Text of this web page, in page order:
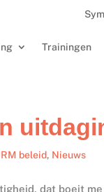
Trainingen
beleid, Nieuws
dat boeit me